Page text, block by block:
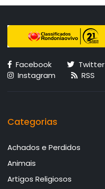
Facebook Twitter
Instagram
RSS
Categorias
Achados e Perdidos
Animais
Artigos Religiosos